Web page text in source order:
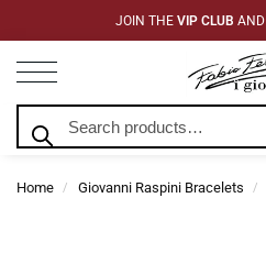
JOIN THE VIP CLUB AND
Home / Giovanni Raspini Bracelets /